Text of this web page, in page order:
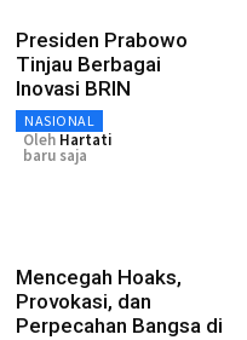
Presiden Prabowo
Tinjau Berbagai
Inovasi BRIN
NASIONAL
Oleh Hartati
baru saja
Mencegah Hoaks,
Provokasi, dan
Perpecahan Bangsa di